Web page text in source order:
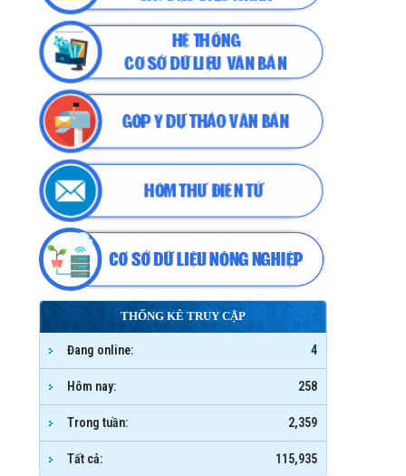
THỐNG KÊ TRUY CẬP
Đang online: 4
Hôm nay: 258
Trong tuần: 2,359
Tất cả: 115,935